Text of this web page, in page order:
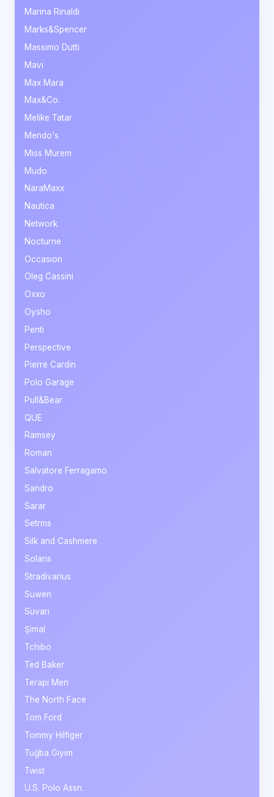
Marina Rinaldi
Marks&Spencer
Massimo Dutti
Mavi
Max Mara
Max&Co.
Melike Tatar
Mendo's
Miss Murem
Mudo
NaraMaxx
Nautica
Network
Nocturne
Occasion
Oleg Cassini
Oxxo
Oysho
Penti
Perspective
Pierre Cardin
Polo Garage
Pull&Bear
QUE
Ramsey
Roman
Salvatore Ferragamo
Sandro
Sarar
Setrms
Silk and Cashmere
Solaris
Stradivarius
Suwen
Süvari
Şimal
Tchibo
Ted Baker
Terapi Men
The North Face
Tom Ford
Tommy Hilfiger
Tuğba Giyim
Twist
U.S. Polo Assn.